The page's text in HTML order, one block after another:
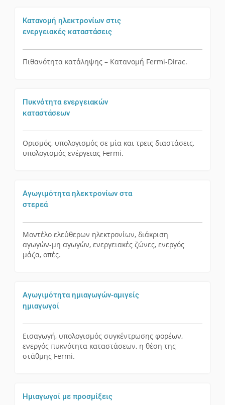
Κατανομή ηλεκτρονίων στις
ενεργειακές καταστάσεις
Πιθανότητα κατάληψης – Κατανομή Fermi-Dirac.
Πυκνότητα ενεργειακών
καταστάσεων
Ορισμός, υπολογισμός σε μία και τρεις διαστάσεις,
υπολογισμός ενέργειας Fermi.
Αγωγιμότητα ηλεκτρονίων στα
στερεά
Μοντέλο ελεύθερων ηλεκτρονίων, διάκριση
αγωγών-μη αγωγών, ενεργειακές ζώνες, ενεργός
μάζα, οπές.
Αγωγιμότητα ημιαγωγών-αμιγείς
ημιαγωγοί
Εισαγωγή, υπολογισμός συγκέντρωσης φορέων,
ενεργός πυκνότητα καταστάσεων, η θέση της
στάθμης Fermi.
Ημιαγωγοί με προσμίξεις